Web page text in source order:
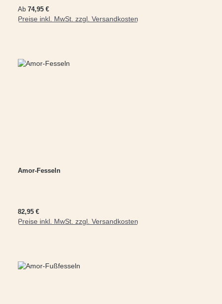
Regulärer Preis:
Ab 74,95 €
Preise inkl. MwSt. zzgl. Versandkosten
Amor-Fesseln
Regulärer Preis:
82,95 €
Preise inkl. MwSt. zzgl. Versandkosten
In den Warenkorb